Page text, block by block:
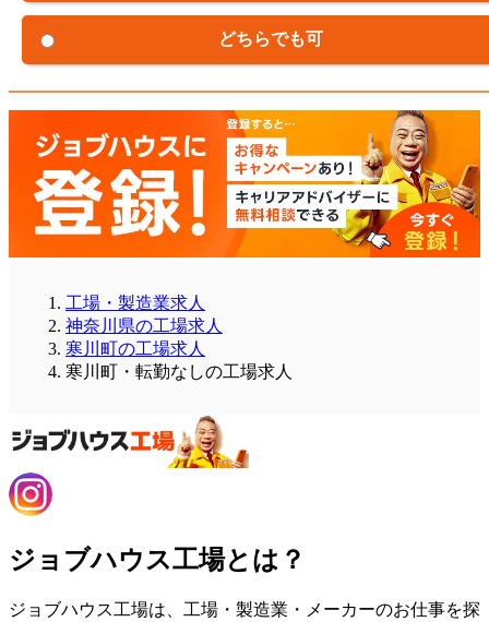
どちらでも可
工場・製造業求人
神奈川県の工場求人
寒川町の工場求人
寒川町・転勤なしの工場求人
ジョブハウス工場とは？
ジョブハウス工場は、工場・製造業・メーカーのお仕事を探